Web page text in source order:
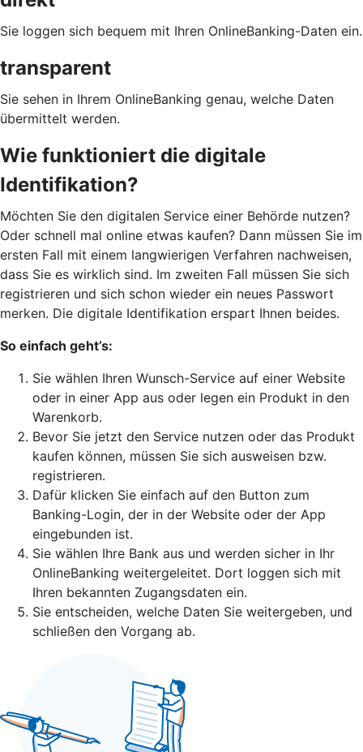
Sie loggen sich bequem mit Ihren OnlineBanking-Daten ein.
transparent
Sie sehen in Ihrem OnlineBanking genau, welche Daten
übermittelt werden.
Wie funktioniert die digitale
Identifikation?
Möchten Sie den digitalen Service einer Behörde nutzen?
Oder schnell mal online etwas kaufen? Dann müssen Sie im
ersten Fall mit einem langwierigen Verfahren nachweisen,
dass Sie es wirklich sind. Im zweiten Fall müssen Sie sich
registrieren und sich schon wieder ein neues Passwort
merken. Die digitale Identifikation erspart Ihnen beides.
So einfach geht’s:
Sie wählen Ihren Wunsch-Service auf einer Website
oder in einer App aus oder legen ein Produkt in den
Warenkorb.
Bevor Sie jetzt den Service nutzen oder das Produkt
kaufen können, müssen Sie sich ausweisen bzw.
registrieren.
Dafür klicken Sie einfach auf den Button zum
Banking-Login, der in der Website oder der App
eingebunden ist.
Sie wählen Ihre Bank aus und werden sicher in Ihr
OnlineBanking weitergeleitet. Dort loggen sich mit
Ihren bekannten Zugangsdaten ein.
Sie entscheiden, welche Daten Sie weitergeben, und
schließen den Vorgang ab.